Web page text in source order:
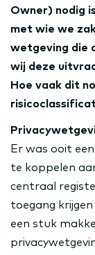
Owner) nodig
met wie we
wetgeving die
wij deze
Hoe vaak dit
Er was ooit
te koppelen
centraal
toegang
een stuk